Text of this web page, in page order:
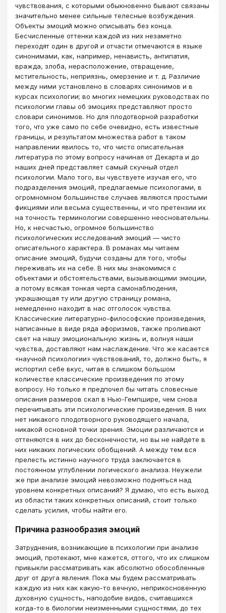
чувствования, с которыми обыкновенно бывают связаны
значительно менее сильные телесные возбуждения.
Объекты эмоций можно описывать без конца.
Бесчисленные оттенки каждой из них незаметно
переходят один в другой и отчасти отмечаются в языке
синонимами, как, например, ненависть, антипатия,
вражда, злоба, нерасположение, отвращение,
мстительность, неприязнь, омерзение и т. д. Различие
между ними установлено в словарях синонимов и в
курсах психологии; во многих немецких руководствах по
психологии главы об эмоциях представляют просто
словари синонимов. Но для плодотворной разработки
того, что уже само по себе очевидно, есть известные
границы, и результатом множества работ в таком
направлении явилось то, что чисто описательная
литература по этому вопросу начиная от Декарта и до
наших дней представляет самый скучный отдел
психологии. Мало того, вы чувствуете изучая его, что
подразделения эмоций, предлагаемые психологами, в
огромномном большинстве случаев являются простыми
фикциями или весьма существенны, и что претензии их
на точность терминологии совершенно неосновательны.
Но, к несчастью, огромное большинство
психологических исследований эмоций — чисто
описательного характера. В романах мы читаем
описание эмоций, будучи созданы для того, чтобы
переживать их на себе. В них мы знакомимся с
объектами и обстоятельствами, вызывающими эмоции,
а потому всякая тонкая черта самонаблюдения,
украшающая ту или другую страницу романа,
немедленно находит в нас отголосок чувства.
Классические литературно-философские произведения,
написанные в виде ряда афоризмов, также проливают
свет на нашу эмоциональную жизнь и, волнуя наши
чувства, доставляют нам наслаждение. Что же касается
«научной психологии» чувствований, то, должно быть, я
испортил себе вкус, читая в слишком большом
количестве классические произведения по этому
вопросу. Но только я предпочел бы читать словесные
описания размеров скал в Нью-Гемпшире, чем снова
перечитывать эти психологические произведения. В них
нет никакого плодотворного руководящего начала,
никакой основной точки зрения. Эмоции различаются и
оттеняются в них до бесконечности, но вы не найдете в
них никаких логических обобщений. А между тем вся
прелесть истинно научного труда заключается в
постоянном углублении логического анализа. Неужели
же при анализе эмоций невозможно подняться над
уровнем конкретных описаний? Я думаю, что есть выход
из области таких конкретных описаний, стоит только
сделать усилия, чтобы найти его.
Причина разнообразия эмоций
Затруднения, возникающие в психологии при анализе
эмоций, протекают, мне кажется, оттого, что их слишком
привыкли рассматривать как абсолютно обособленные
друг от друга явления. Пока мы будем рассматривать
каждую из них как какую-то вечную, неприкосновенную
духовную сущность, наподобие видов, считавшихся
когда-то в биологии неизменными сущностями, до тех